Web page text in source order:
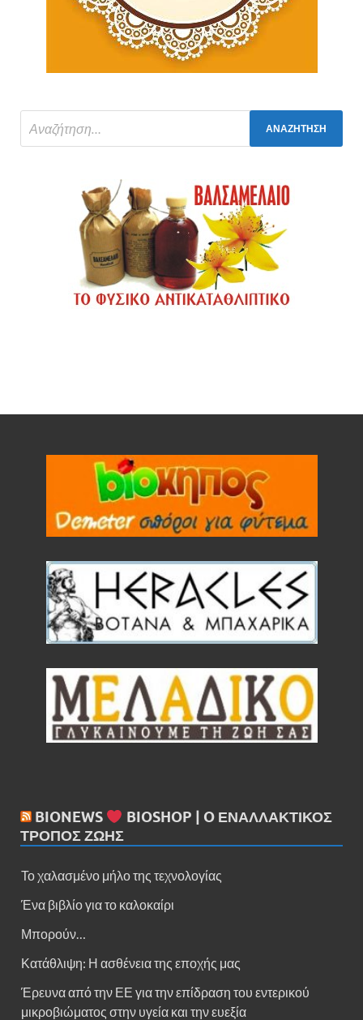
Ρεβύθια μέτρια bio 500gr (BIOPLUS)
BIONEWS
BIOSHOP | O ΕΝΑΛΛΑΚΤΙΚΌΣ
ΤΡΌΠΟΣ ΖΩΉΣ
Το χαλασμένο μήλο της τεχνολογίας
Ένα βιβλίο για το καλοκαίρι
Μπορούν…
Κατάθλιψη: Η ασθένεια της εποχής μας
Έρευνα από την ΕΕ για την επίδραση του εντερικού
μικροβιώματος στην υγεία και την ευεξία